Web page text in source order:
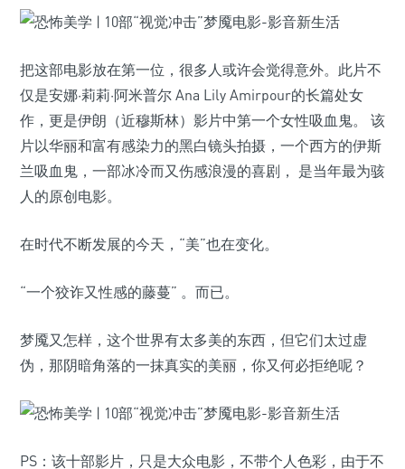
把这部电影放在第一位，很多人或许会觉得意外。此片不
仅是安娜·莉莉·阿米普尔 Ana Lily Amirpour的长篇处女
作，更是伊朗（近穆斯林）影片中第一个女性吸血鬼。 该
片以华丽和富有感染力的黑白镜头拍摄，一个西方的伊斯
兰吸血鬼，一部冰冷而又伤感浪漫的喜剧， 是当年最为骇
人的原创电影。
在时代不断发展的今天，“美”也在变化。
“一个狡诈又性感的藤蔓” 。而已。
梦魇又怎样，这个世界有太多美的东西，但它们太过虚
伪，那阴暗角落的一抹真实的美丽，你又何必拒绝呢？
PS：该十部影片，只是大众电影，不带个人色彩，由于不